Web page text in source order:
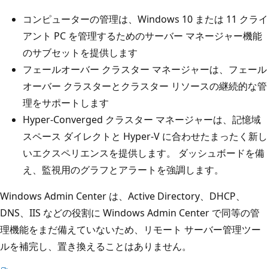
コンピューターの管理は、Windows 10 または 11 クライ
アント PC を管理するためのサーバー マネージャー機能
のサブセットを提供します
フェールオーバー クラスター マネージャーは、フェール
オーバー クラスターとクラスター リソースの継続的な管
理をサポートします
Hyper-Converged クラスター マネージャーは、記憶域
スペース ダイレクトと Hyper-V に合わせたまったく新し
いエクスペリエンスを提供します。 ダッシュボードを備
え、監視用のグラフとアラートを強調します。
Windows Admin Center は、Active Directory、DHCP、
DNS、IIS などの役割に Windows Admin Center で同等の管
理機能をまだ備えていないため、リモート サーバー管理ツー
ルを補完し、置き換えることはありません。